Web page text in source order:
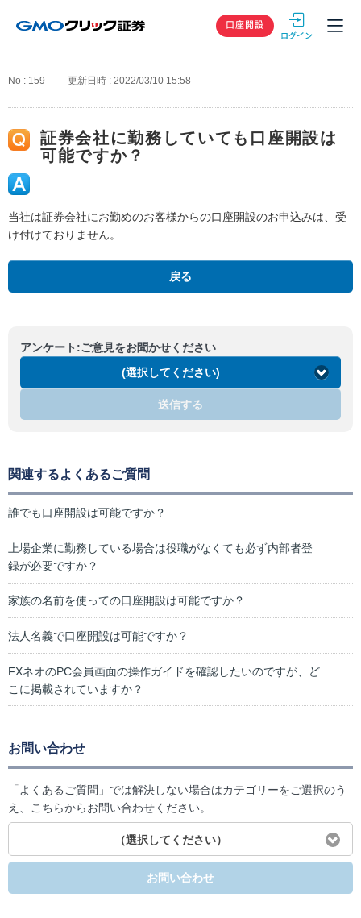
GMOクリック
口座開設
No : 159 更新日時 : 2022/03/10 15:58
証券会社に勤務していても口座開設は
可能ですか？
当社は証券会社にお勤めのお客様からの口座開設のお申込みは、受
け付けておりません。
戻る
アンケート:ご意見をお聞かせください
(選択してください)
送信する
関連するよくあるご質問
誰でも口座開設は可能ですか？
上場企業に勤務している場合は役職がなくても必ず内部者登
録が必要ですか？
家族の名前を使っての口座開設は可能ですか？
法人名義で口座開設は可能ですか？
FXネオのPC会員画面の操作ガイドを確認したいのですが、ど
こに掲載されていますか？
お問い合わせ
「よくあるご質問」では解決しない場合はカテゴリーをご選択のう
え、こちらからお問い合わせください。
（選択してください）
お問い合わせ